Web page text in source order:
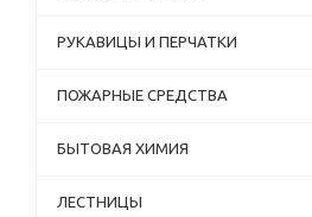
РУКАВИЦЫ И ПЕРЧАТКИ
ПОЖАРНЫЕ СРЕДСТВА
БЫТОВАЯ ХИМИЯ
ЛЕСТНИЦЫ